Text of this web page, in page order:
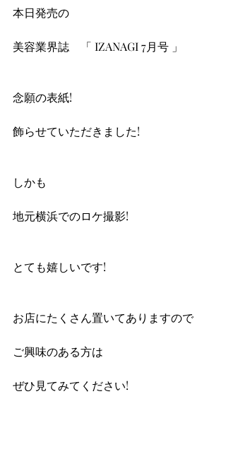
本日発売の
美容業界誌　「 IZANAGI 7月号 」
念願の表紙!
飾らせていただきました!
しかも
地元横浜でのロケ撮影!
とても嬉しいです!
お店にたくさん置いてありますので
ご興味のある方は
ぜひ見てみてください!